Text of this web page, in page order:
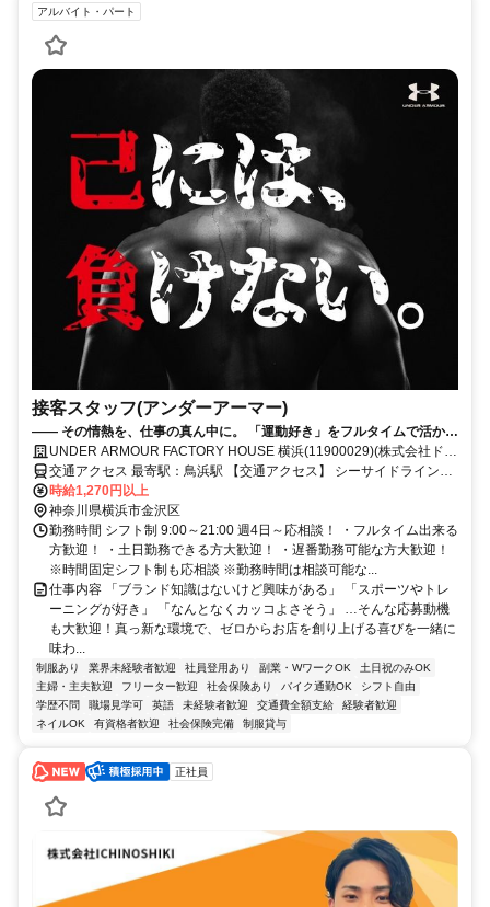
アルバイト・パート
接客スタッフ(アンダーアーマー)
—— その情熱を、仕事の真ん中に。 「運動好き」をフルタイムで活かし
ませんか？**
UNDER ARMOUR FACTORY HOUSE 横浜(11900029)(株式会社ドー
ム)
交通アクセス 最寄駅：鳥浜駅 【交通アクセス】 シーサイドライン
「鳥浜駅」から徒歩5分 ★車通勤・バイク通勤可 ★バス通勤の方は、
入り時間ご相談に応じます！
時給1,270円以上
神奈川県横浜市金沢区
勤務時間 シフト制 9:00～21:00 週4日～応相談！ ・フルタイム出来る
方歓迎！ ・土日勤務できる方大歓迎！ ・遅番勤務可能な方大歓迎！
※時間固定シフト制も応相談 ※勤務時間は相談可能な...
仕事内容 「ブランド知識はないけど興味がある」 「スポーツやトレ
ーニングが好き」 「なんとなくカッコよさそう」 …そんな応募動機
も大歓迎！真っ新な環境で、ゼロからお店を創り上げる喜びを一緒に
味わ...
制服あり 業界未経験者歓迎 社員登用あり 副業・WワークOK
土日祝のみOK
主婦・主夫歓迎
フリーター歓迎 社会保険あり バイク通勤OK
シフト自由
学歴不問
職場見学可 英語 未経験者歓迎 交通費全額支給
経験者歓迎
ネイルOK
有資格者歓迎 社会保険完備 制服貸与
正社員